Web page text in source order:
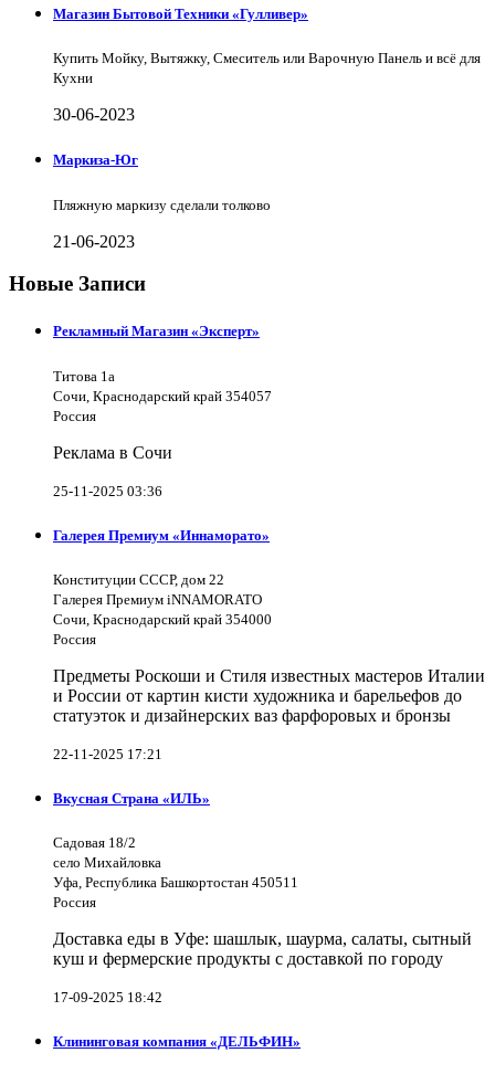
Магазин Бытовой Техники «Гулливер»
Купить Мойку, Вытяжку, Смеситель или Варочную Панель и всё для
Кухни
30-06-2023
Маркиза-Юг
Пляжную маркизу сделали толково
21-06-2023
Новые Записи
Рекламный Магазин «Эксперт»
Титова 1а
Сочи, Краснодарский край 354057
Россия
Реклама в Сочи
25-11-2025 03:36
Галерея Премиум «Иннаморато»
Конституции СССР, дом 22
Галерея Премиум iNNAMORATO
Сочи, Краснодарский край 354000
Россия
Предметы Роскоши и Стиля известных мастеров Италии
и России от картин кисти художника и барельефов до
статуэток и дизайнерских ваз фарфоровых и бронзы
22-11-2025 17:21
Вкусная Страна «ИЛЬ»
Садовая 18/2
село Михайловка
Уфа, Республика Башкортостан 450511
Россия
Доставка еды в Уфе: шашлык, шаурма, салаты, сытный
куш и фермерские продукты с доставкой по городу
17-09-2025 18:42
Клининговая компания «ДЕЛЬФИН»